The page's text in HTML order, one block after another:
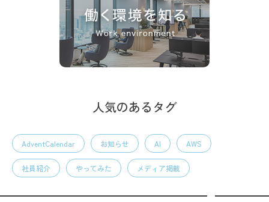
人気のあるタグ
AdventCalendar お知らせ AI AWS
社員紹介 やってみた メディア掲載